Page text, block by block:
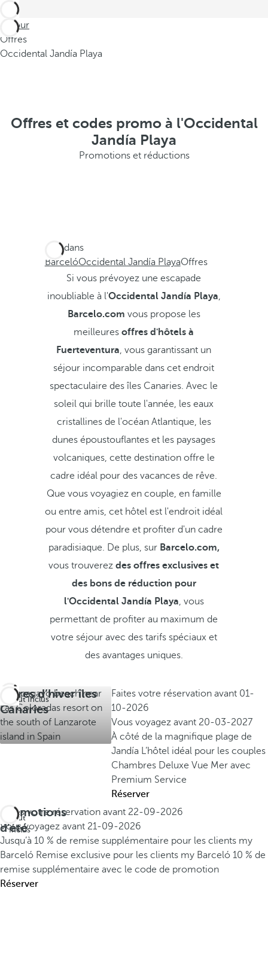
Retour
Offres
Occidental Jandía Playa
Offres et codes promo à l'Occidental
Jandía Playa
Promotions et réductions
Ces dans
BarcelóOccidental Jandía PlayaOffres
Si vous prévoyez une escapade
inoubliable à l'Occidental Jandía Playa,
Barcelo.com vous propose les
meilleuresoffres d'hôtels à
Fuerteventura, vous garantissant un
séjour incomparable dans cet endroit
spectaculaire des îles Canaries. Avec le
soleil qui brille toute l'année, les eaux
cristallines de l'océan Atlantique, les
dunes époustouflantes et les paysages
volcaniques, cette destination offre le
cadre idéal pour des vacances de rêve.
Que vous voyagiez en couple, en famille
ou entre amis, cet hôtel est l'endroit idéal
pour vous détendre et profiter d'un cadre
paradisiaque. De plus, sur Barcelo.com,
vous trouverezdes offres exclusives et
des bons de réduction pour
l'Occidental Jandía Playa, vous
permettant de profiter au maximum de
votre séjour avec des tarifs spéciaux et
des avantages uniques.
Offres d’hiver îles
Canaries
Tout Inclus
Faites votre réservation avant 01-
10-2026
Vous voyagez avant 20-03-2027
À côté de la magnifique plage de
Jandía L’hôtel idéal pour les couples
Chambres Deluxe Vue Mer avec
Premium Service
Réserver
Promotions
d'été
Tout
Inclus
Faites votre réservation avant 22-09-2026
Vous voyagez avant 21-09-2026
Jusqu’à 10 % de remise supplémentaire pour les clients my
Barceló Remise exclusive pour les clients my Barceló 10 % de
remise supplémentaire avec le code de promotion
Réserver